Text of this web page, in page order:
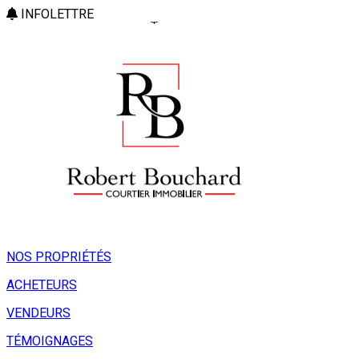
INFOLETTRE
NOS PROPRIÉTÉS
ACHETEURS
VENDEURS
TÉMOIGNAGES